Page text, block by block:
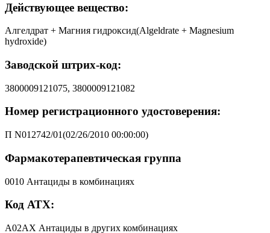
Действующее вещество:
Алгелдрат + Магния гидроксид(Algeldrate + Magnesium
hydroxide)
Заводской штрих-код:
3800009121075, 3800009121082
Номер регистрационного удостоверения:
П N012742/01(02/26/2010 00:00:00)
Фармакотерапевтическая группа
0010 Антациды в комбинациях
Код АТХ:
A02AX Антациды в других комбинациях